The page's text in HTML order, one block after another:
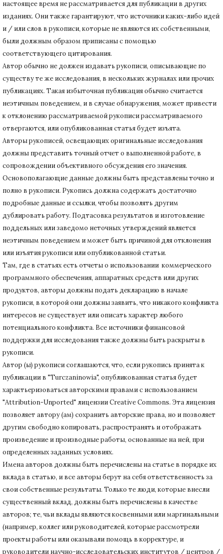
настоящее время не рассматривается для публикации в других
изданиях. Они также гарантируют, что источники каких-либо идей
и / или слов в рукописи, которые не являются их собственными,
были должным образом приписаны с помощью
соответствующего цитирования.
Автор обычно не должен издавать рукописи, описывающие по
существу те же исследования, в нескольких журналах или прочих
публикациях. Такая избыточная публикация обычно считается
неэтичным поведением, и в случае обнаружения, может привести
к отклонению рассматриваемой рукописи рассматриваемого
отвергаются, или опубликованная статья будет изъята.
Авторы рукописей, освещающих оригинальные исследования
должны представить точный отчет о выполненной работе, в
сопровождении объективного обсуждения его значения.
Основополагающие данные должны быть представлены точно и
полно в рукописи. Рукопись должна содержать достаточно
подробные данные и ссылки, чтобы позволять другим
дублировать работу. Подтасовка результатов и изготовление
поддельных или заведомо неточных утверждений является
неэтичным поведением и может быть причиной для отклонения
или изъятия рукописи или опубликованной статьи.
Там, где в статьях есть отчеты о использовании коммерческого
программного обеспечения, аппаратных средств или других
продуктов, авторы должны подать декларацию в начале
рукописи, в которой они должны заявить, что никакого конфликта
интересов не существует или описать характер любого
потенциального конфликта. Все источники финансовой
поддержки для исследования также должны быть раскрыты в
рукописи.
Автор (ы) рукописи соглашаются, что, если рукопись принята к
публикации в "Turczaninowia", опубликованная статья будет
характьеризоваться авторскими правами с использованием
"Attribution-Unported" лицензии Creative Commons. Эта лицензия
позволяет автору (ам) сохранить авторские права, но и позволяет
другим свободно копировать, распространять и отображать
произведение и производные работы, основанные на ней, при
определенных заданных условиях.
Имена авторов должны быть перечислены на статье в порядке их
вклада в статью, и все авторы берут на себя ответственность за
свои собственные результаты. Только те люди, которые внесли
существенный вклад, должны быть перечислены в качестве
авторов; те, чьи вклады являются косвенными или маргинальными
(например, коллег или руководителей, которые рассмотрели
проекты работы или оказывали помощь в корректуре, и
руководители научно-исследовательских институтов / центров /